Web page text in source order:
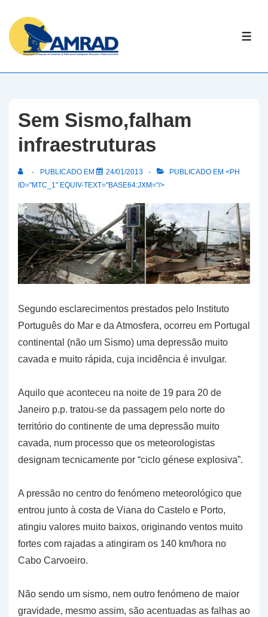
Skip
Content
Sem Sismo,falham
infraestruturas
PUBLICADO EM 24/01/2013
PUBLICADO EM <PH
ID="MTC_1" EQUIV-TEXT="BASE64:JXM="/>
Segundo esclarecimentos prestados pelo Instituto
Português do Mar e da Atmosfera, ocorreu em Portugal
continental (não um Sismo) uma depressão muito
cavada e muito rápida, cuja incidência é invulgar.
Aquilo que aconteceu na noite de 19 para 20 de
Janeiro p.p. tratou-se da passagem pelo norte do
território do continente de uma depressão muito
cavada, num processo que os meteorologistas
designam tecnicamente por “ciclo génese explosiva”.
A pressão no centro do fenómeno meteorológico que
entrou junto à costa de Viana do Castelo e Porto,
atingiu valores muito baixos, originando ventos muito
fortes com rajadas a atingiram os 140 km/hora no
Cabo Carvoeiro.
Não sendo um sismo, nem outro fenómeno de maior
gravidade, mesmo assim, são acentuadas as falhas ao